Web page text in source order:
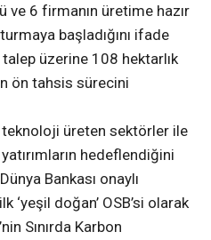
ve 6 firmanın üretime hazır
başladığını ifade
üzerine 108 hektarlık
ön tahsis sürecini
üreten sektörler ile
hedeflendiğini
Bankası onaylı
‘yeşil doğan’ OSB’si olarak
Sınırda Karbon